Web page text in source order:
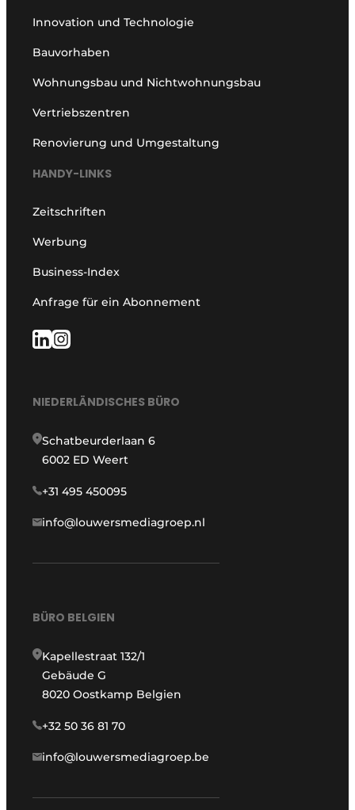
Innovation und Technologie
Bauvorhaben
Wohnungsbau und Nichtwohnungsbau
Vertriebszentren
Renovierung und Umgestaltung
HANDY-LINKS
Zeitschriften
Werbung
Business-Index
Anfrage für ein Abonnement
NIEDERLÄNDISCHES BÜRO
Schatbeurderlaan 6
6002 ED Weert
+31 495 450095
info@louwersmediagroep.nl
BÜRO BELGIEN
Kapellestraat 132/1
Gebäude G
8020 Oostkamp Belgien
+32 50 36 81 70
info@louwersmediagroep.be